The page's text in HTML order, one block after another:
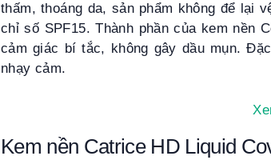
thấm, thoáng da, sản phẩm không để lại
chỉ số SPF15. Thành phần của kem nền
cảm giác bí tắc, không gây dầu mụn.
nhạy cảm.
Kem nền Catrice HD Liquid